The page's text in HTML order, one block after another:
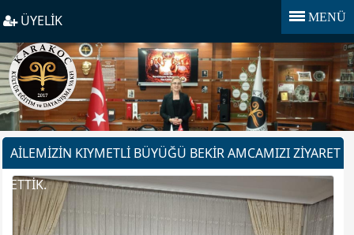
ÜYELİK MENÜ
AILEMIZIN KIYMETLI BÜYÜĞÜ BEKIR AMCAMIZI ZIYARET
ETTIK.